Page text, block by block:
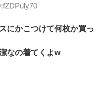
にかこつけて何枚か買っ
なの着てくよw